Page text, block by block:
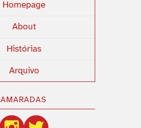
Homepage
About
Histórias
Arquivo